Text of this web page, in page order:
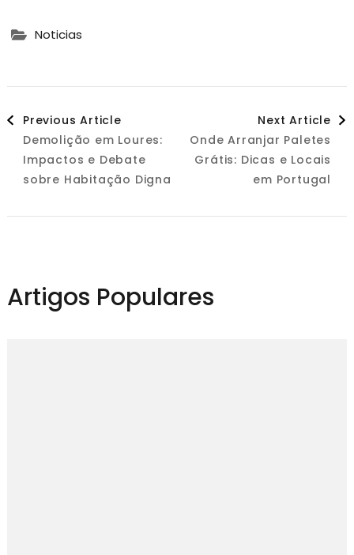
Noticias
Post
Navigation
Previous Article
Demolição em Loures:
Impactos e Debate
sobre Habitação Digna
Next Article
Onde Arranjar Paletes
Grátis: Dicas e Locais
em Portugal
Artigos Populares